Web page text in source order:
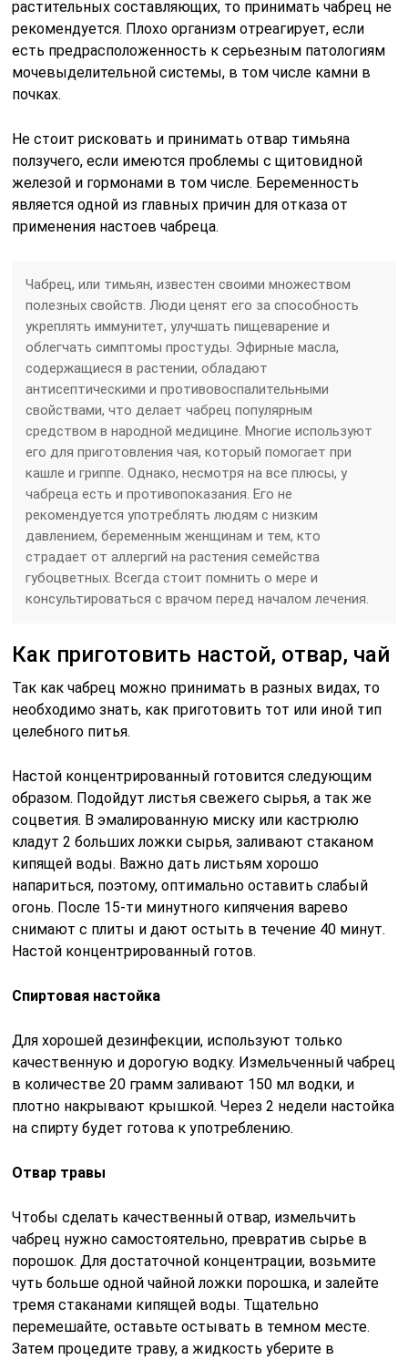
растительных составляющих, то принимать чабрец не
рекомендуется. Плохо организм отреагирует, если
есть предрасположенность к серьезным патологиям
мочевыделительной системы, в том числе камни в
почках.
Не стоит рисковать и принимать отвар тимьяна
ползучего, если имеются проблемы с щитовидной
железой и гормонами в том числе. Беременность
является одной из главных причин для отказа от
применения настоев чабреца.
Чабрец, или тимьян, известен своими множеством
полезных свойств. Люди ценят его за способность
укреплять иммунитет, улучшать пищеварение и
облегчать симптомы простуды. Эфирные масла,
содержащиеся в растении, обладают
антисептическими и противовоспалительными
свойствами, что делает чабрец популярным
средством в народной медицине. Многие используют
его для приготовления чая, который помогает при
кашле и гриппе. Однако, несмотря на все плюсы, у
чабреца есть и противопоказания. Его не
рекомендуется употреблять людям с низким
давлением, беременным женщинам и тем, кто
страдает от аллергий на растения семейства
губоцветных. Всегда стоит помнить о мере и
консультироваться с врачом перед началом лечения.
Как приготовить настой, отвар, чай
Так как чабрец можно принимать в разных видах, то
необходимо знать, как приготовить тот или иной тип
целебного питья.
Настой концентрированный готовится следующим
образом. Подойдут листья свежего сырья, а так же
соцветия. В эмалированную миску или кастрюлю
кладут 2 больших ложки сырья, заливают стаканом
кипящей воды. Важно дать листьям хорошо
напариться, поэтому, оптимально оставить слабый
огонь. После 15-ти минутного кипячения варево
снимают с плиты и дают остыть в течение 40 минут.
Настой концентрированный готов.
Спиртовая настойка
Для хорошей дезинфекции, используют только
качественную и дорогую водку. Измельченный чабрец
в количестве 20 грамм заливают 150 мл водки, и
плотно накрывают крышкой. Через 2 недели настойка
на спирту будет готова к употреблению.
Отвар травы
Чтобы сделать качественный отвар, измельчить
чабрец нужно самостоятельно, превратив сырье в
порошок. Для достаточной концентрации, возьмите
чуть больше одной чайной ложки порошка, и залейте
тремя стаканами кипящей воды. Тщательно
перемешайте, оставьте остывать в темном месте.
Затем процедите траву, а жидкость уберите в